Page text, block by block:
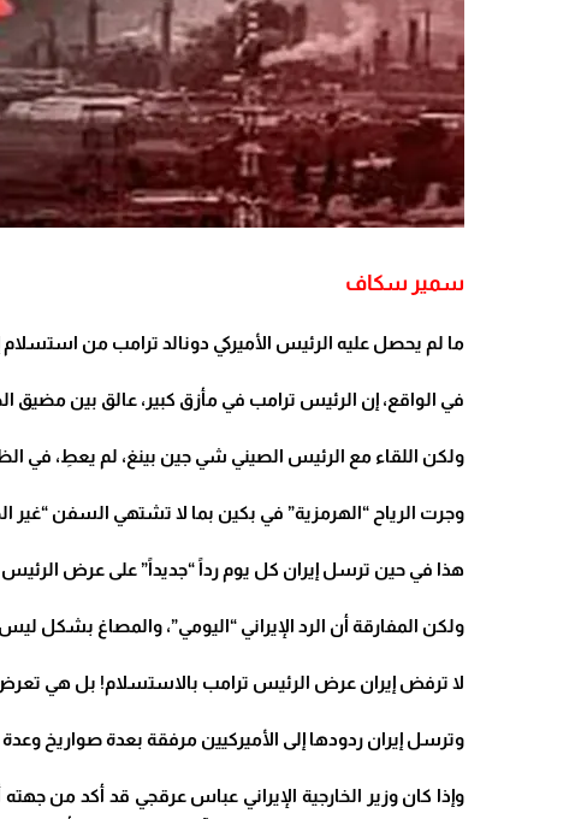
سمير سكاف
ما لم يحصل عليه الرئيس الأميركي دونالد ترامب من استسلام
في الواقع، إن الرئيس ترامب في مأزق كبير، عالق بين مضيق
ولكن اللقاء مع الرئيس الصيني شي جين بينغ، لم يعطِ، في
وجرت الرياح “الهرمزية” في بكين بما لا تشتهي السفن “غير
هذا في حين ترسل إيران كل يوم رداً “جديداً” على عرض
ولكن المفارقة أن الرد الإيراني “اليومي”، والمصاغ بشكل
لا ترفض إيران عرض الرئيس ترامب بالاستسلام! بل هي
وترسل إيران ردودها إلى الأميركيين مرفقة بعدة صواريخ
وإذا كان وزير الخارجية الإيراني عباس عرقجي قد أكد من